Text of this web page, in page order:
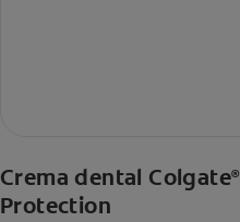
Crema dental Colgate®
Protection